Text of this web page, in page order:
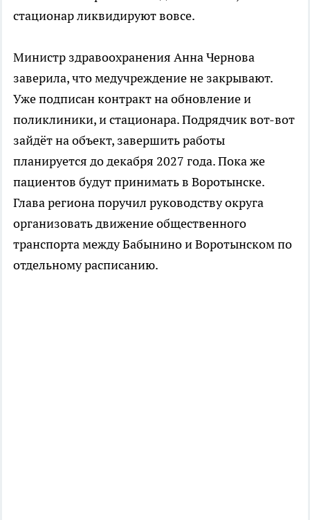
стационар ликвидируют вовсе.
Министр здравоохранения Анна Чернова
заверила, что медучреждение не закрывают.
Уже подписан контракт на обновление и
поликлиники, и стационара. Подрядчик вот-вот
зайдёт на объект, завершить работы
планируется до декабря 2027 года. Пока же
пациентов будут принимать в Воротынске.
Глава региона поручил руководству округа
организовать движение общественного
транспорта между Бабынино и Воротынском по
отдельному расписанию.